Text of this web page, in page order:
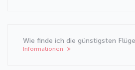
Wie finde ich die günstigsten
Informationen